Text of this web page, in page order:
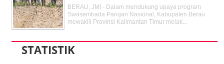
BERAU, JMI - Dalam mendukung upaya program
Swasembada Pangan Nasional, Kabupaten Berau
mewakili Provinsi Kalimantan Timur melak...
STATISTIK